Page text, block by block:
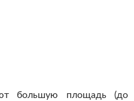
большую площадь (до